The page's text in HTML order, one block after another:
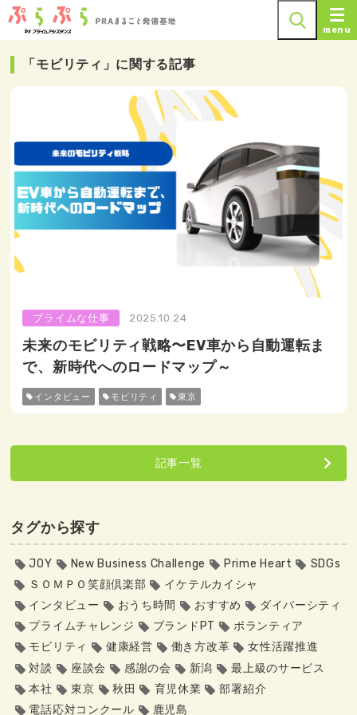
menu
「モビリティ」に関する記事
プライムな仕事 2025.10.24
未来のモビリティ戦略〜EV車から自動運転ま
で、新時代へのロードマップ～
インタビュー モビリティ 東京
記事一覧
タグから探す
JOY New Business Challenge Prime Heart
SDGs
ＳＯＭＰＯ笑顔倶楽部
イケテルカイシャ
インタビュー
おうち時間 おすすめ
ダイバーシティ
プライムチャレンジ
ブランドPT
ボランティア
モビリティ
健康経営 働き方改革
女性活躍推進
対談
座談会 感謝の会 新潟
最上級のサービス
本社
東京 秋田 育児休業
部署紹介
電話応対コンクール
鹿児島